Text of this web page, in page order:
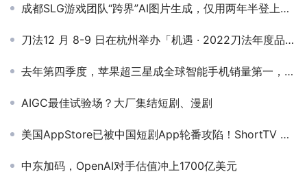
成都SLG游戏团队“跨界”AI图片生成，仅用两年半登上全球Top3
刀法12 月 8-9 日在杭州举办「机遇 · 2022刀法年度品效峰会」
去年第四季度，苹果超三星成全球智能手机销量第一，四年来首次
AIGC最佳试验场？大厂集结短剧、漫剧
美国AppStore已被中国短剧App轮番攻陷！ShortTV 飙升38名登顶下载榜
中东加码，OpenAI对手估值冲上1700亿美元